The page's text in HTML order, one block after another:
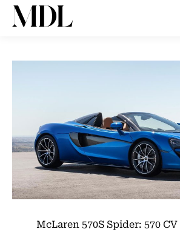
McLaren 570S Spider: 570